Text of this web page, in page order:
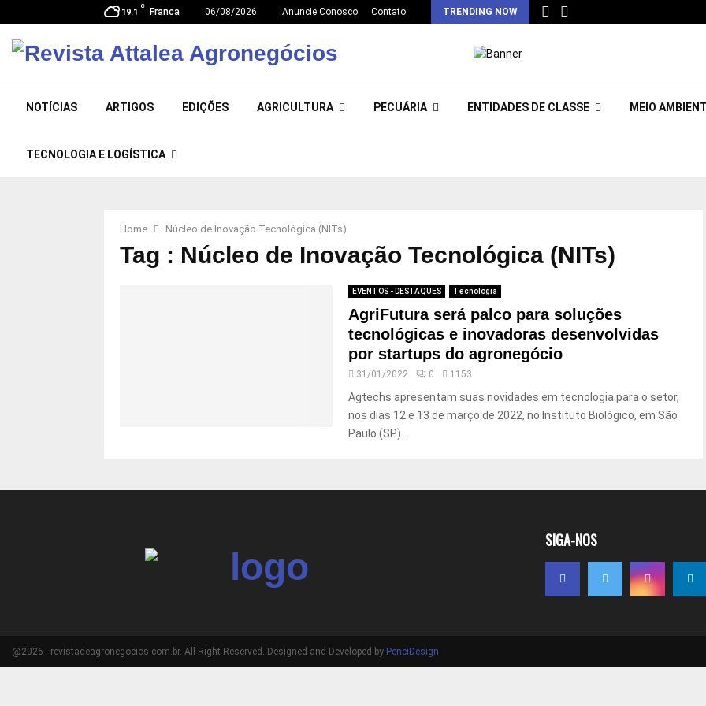
19.1
C
Franca 06/08/2026 Anuncie Conosco Contato TRENDING NOW
NOTÍCIAS ARTIGOS EDIÇÕES AGRICULTURA PECUÁRIA ENTIDADES DE CLASSE MEIO
TECNOLOGIA E LOGÍSTICA
Home Núcleo de Inovação Tecnológica (NITs)
Tag : Núcleo de Inovação Tecnológica (NITs)
EVENTOS - DESTAQUES Tecnologia
AgriFutura será palco para soluções
tecnológicas e inovadoras desenvolvidas
por startups do agronegócio
31/01/2022 0 1153
Agtechs apresentam suas novidades em tecnologia para o setor,
nos dias 12 e 13 de março de 2022, no Instituto Biológico, em São
Paulo (SP)...
SIGA-NOS
@2026 - revistadeagronegocios.com.br. All Right Reserved. Designed and Developed by PenciDesign